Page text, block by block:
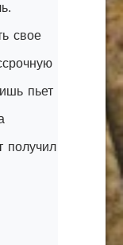
свое
пьет
получил